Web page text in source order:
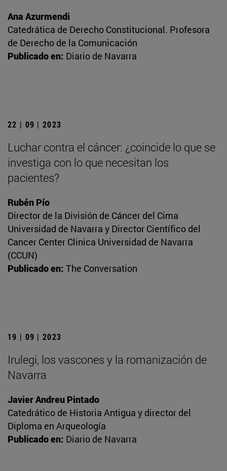
Ana Azurmendi
Catedrática de Derecho Constitucional. Profesora
de Derecho de la Comunicación
Publicado en: Diario de Navarra
22 | 09 | 2023
Luchar contra el cáncer: ¿coincide lo que se
investiga con lo que necesitan los
pacientes?
Rubén Pío
Director de la División de Cáncer del Cima
Universidad de Navarra y Director Científico del
Cancer Center Clinica Universidad de Navarra
(CCUN)
Publicado en: The Conversation
19 | 09 | 2023
Irulegi, los vascones y la romanización de
Navarra
Javier Andreu Pintado
Catedrático de Historia Antigua y director del
Diploma en Arqueología
Publicado en: Diario de Navarra